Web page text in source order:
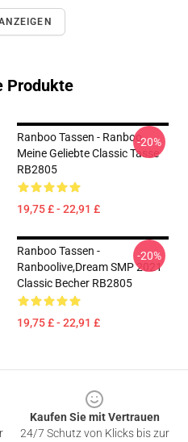
Produkte
Ranboo Tassen - Ranboo
Meine Geliebte Classic Tasse
RB2805
19,75 £ - 22,91 £
-20%
Ranboo Tassen -
Ranboolive,Dream SMP 2021
Classic Becher RB2805
19,75 £ - 22,91 £
-20%
Kaufen Sie mit Vertrauen
24/7 Schutz von Klicks bis zur